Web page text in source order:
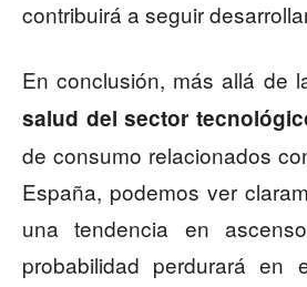
contribuirá a seguir
En conclusión, más allá de
salud del sector
de consumo relacionados
España, podemos ver
una tendencia en
probabilidad perdurará en